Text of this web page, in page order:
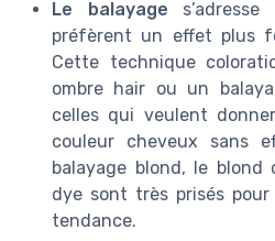
Le balayage
préfèrent un effet plus
Cette technique
ombre hair ou un
celles qui veulent
couleur cheveux sans
balayage blond, le
dye sont très prisés
tendance.